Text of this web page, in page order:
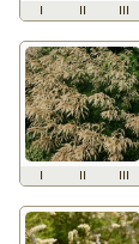
I II III
I II III